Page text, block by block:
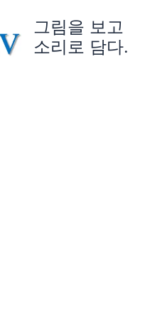
그림을 보고
소리로 담다.